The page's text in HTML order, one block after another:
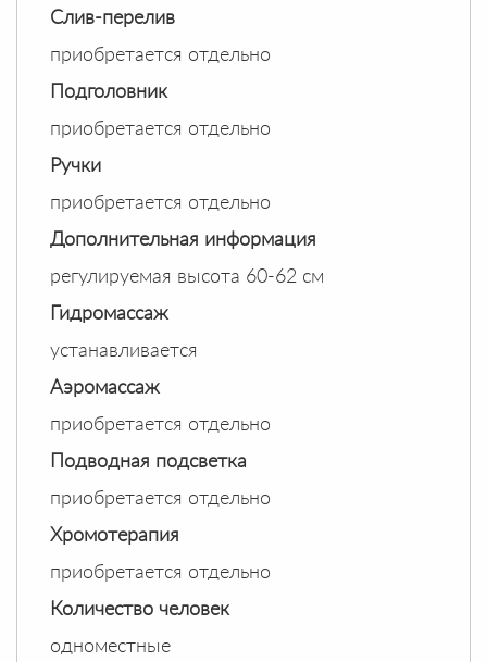
Слив-перелив
приобретается отдельно
Подголовник
приобретается отдельно
Ручки
приобретается отдельно
Дополнительная информация
регулируемая высота 60-62 см
Гидромассаж
устанавливается
Аэромассаж
приобретается отдельно
Подводная подсветка
приобретается отдельно
Хромотерапия
приобретается отдельно
Количество человек
одноместные